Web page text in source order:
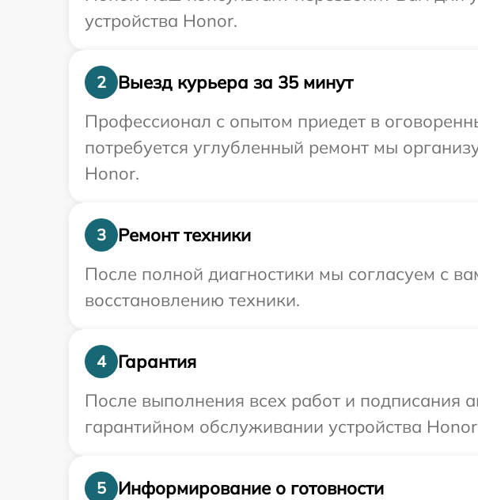
устройства Honor.
2
Выезд курьера за 35 минут
Профессионал с опытом приедет в
потребуется углубленный ремонт мы
Honor.
3
Ремонт техники
После полной диагностики мы согласуем с
восстановлению техники.
4
Гарантия
После выполнения всех работ и подписания
гарантийном обслуживании устройства
5
Информирование о готовности